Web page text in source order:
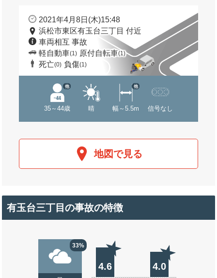
2021年4月8日(木)15:48
浜松市東区有玉台三丁目 付近
車両相互 事故
軽自動車(1) 原付自転車(1)
死亡(0) 負傷(1)
35～44歳
他
晴 幅～5.5m
他
信号なし
地図で見る
有玉台三丁目の事故の特徴
33%
4.6 4.0